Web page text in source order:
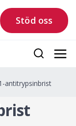
Stöd oss
antitrypsinbrist